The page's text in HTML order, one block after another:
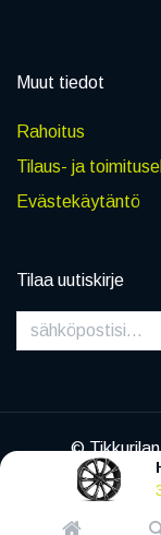
Muut tiedot
Rahoitus
Tilaus- ja
Evästekäytäntö
Tilaa uutiskirje
©